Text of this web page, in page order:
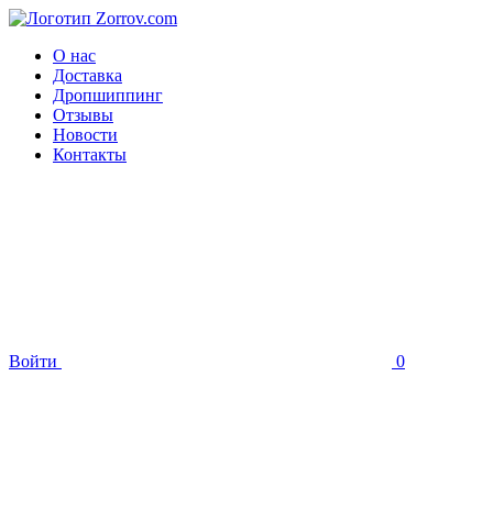
О нас
Доставка
Дропшиппинг
Отзывы
Новости
Контакты
Войти 0